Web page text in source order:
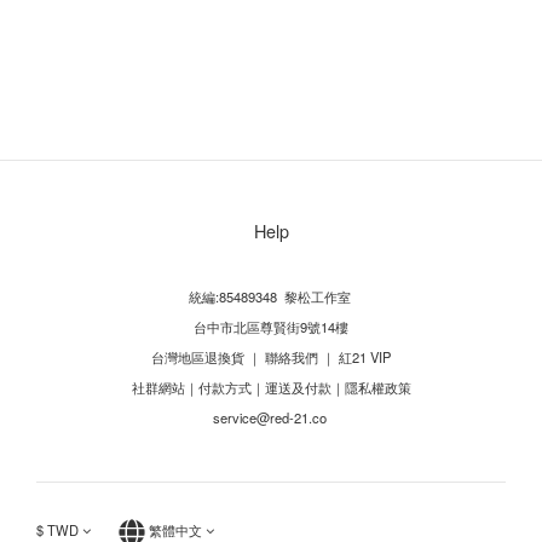
Help
統編:85489348 黎松工作室
台中市北區尊賢街9號14樓
台灣地區退換貨 ｜ 聯絡我們 ｜ 紅21 VIP
社群網站｜ 付款方式｜ 運送及付款 ｜ 隱私權政策
service@red-21.co
$TWD 繁體中文